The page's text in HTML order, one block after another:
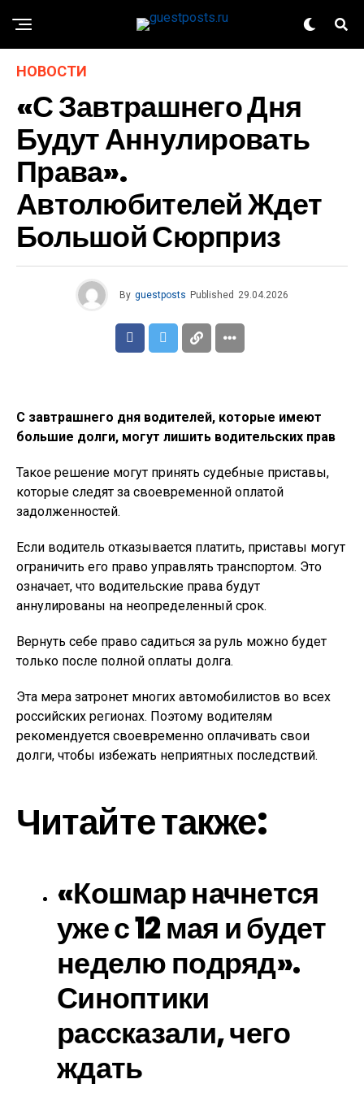
НОВОСТИ
«С Завтрашнего Дня
Будут Аннулировать
Права».
Автолюбителей Ждет
Большой Сюрприз
By guestposts Published 29.04.2026
С завтрашнего дня водителей, которые имеют
большие долги, могут лишить водительских прав
Такое решение могут принять судебные приставы,
которые следят за своевременной оплатой
задолженностей.
Если водитель отказывается платить, приставы могут
ограничить его право управлять транспортом. Это
означает, что водительские права будут
аннулированы на неопределенный срок.
Вернуть себе право садиться за руль можно будет
только после полной оплаты долга.
Эта мера затронет многих автомобилистов во всех
российских регионах. Поэтому водителям
рекомендуется своевременно оплачивать свои
долги, чтобы избежать неприятных последствий.
Читайте также:
«Кошмар начнется
уже с 12 мая и будет
неделю подряд».
Синоптики
рассказали, чего
ждать